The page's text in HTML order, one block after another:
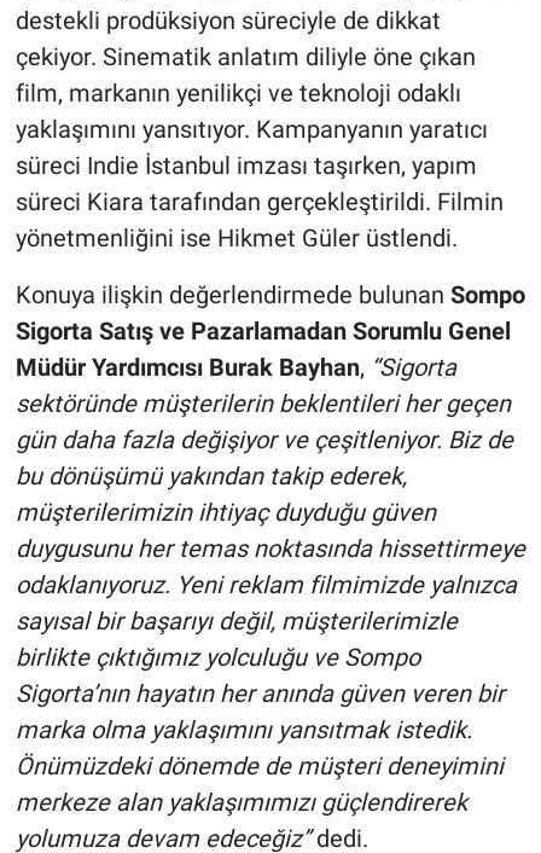
destekli prodüksiyon süreciyle de dikkat
çekiyor. Sinematik anlatım diliyle öne çıkan
film, markanın yenilikçi ve teknoloji odaklı
yaklaşımını yansıtıyor. Kampanyanın yaratıcı
süreci Indie İstanbul imzası taşırken, yapım
süreci Kiara tarafından gerçekleştirildi. Filmin
yönetmenliğini ise Hikmet Güler üstlendi.
Konuya ilişkin değerlendirmede bulunan Sompo
Sigorta Satış ve Pazarlamadan Sorumlu Genel
Müdür Yardımcısı Burak Bayhan, “Sigorta
sektöründe müşterilerin beklentileri her geçen
gün daha fazla değişiyor ve çeşitleniyor. Biz de
bu dönüşümü yakından takip ederek,
müşterilerimizin ihtiyaç duyduğu güven
duygusunu her temas noktasında hissettirmeye
odaklanıyoruz. Yeni reklam filmimizde yalnızca
sayısal bir başarıyı değil, müşterilerimizle
birlikte çıktığımız yolculuğu ve Sompo
Sigorta’nın hayatın her anında güven veren bir
marka olma yaklaşımını yansıtmak istedik.
Önümüzdeki dönemde de müşteri deneyimini
merkeze alan yaklaşımımızı güçlendirerek
yolumuza devam edeceğiz”dedi.